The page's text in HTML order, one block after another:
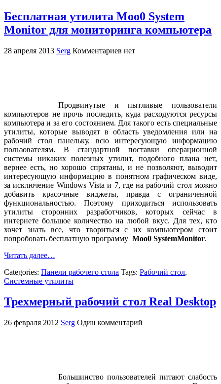
Бесплатная утилита Moo0 System
Monitor для мониторинга компьютера
28 апреля 2013 Serg Комментариев нет
Продвинутые и пытливые пользователи
компьютеров не прочь последить, куда расходуются ресурсы
компьютера и за его состоянием. Для такого есть специальные
утилиты, которые выводят в область уведомления или на
рабочий стол панельку, всю интересующую информацию
пользователям. В стандартной поставки операционной
системы никаких полезных утилит, подобного плана нет,
вернее есть, но хорошо спрятаны, и не позволяют, выводит
интересующую информацию в понятном графическом виде,
за исключение Windows Vista и 7, где на рабочий стол можно
добавить красочные виджеты, правда с ограниченной
функциональностью. Поэтому приходиться использовать
утилиты сторонних разработчиков, которых сейчас в
интернете большое количество на любой вкус. Для тех, кто
хочет знать все, что твориться с их компьютером стоит
попробовать бесплатную программу Moo0 SystemMonitor.
Читать далее…
Categories: Панели рабочего стола Tags: Рабочий стол,
Системные утилиты
Трехмерный рабочий стол Real Desktop
26 февраля 2012 Serg Один комментарий
Большинство пользователей питают слабость